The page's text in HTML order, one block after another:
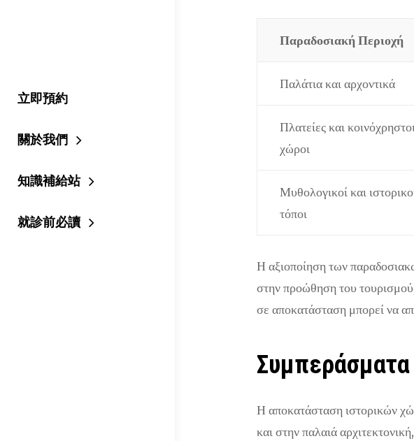
立即預約
關於我們
知識補給站
就診前必讀
Παραδοσιακή Περιοχή
Παλάτια και αρχοντικά
Πλατείες και
χώροι
Μυθολογικοί και
τόποι
Η αξιοποίηση των
στην προώθηση του
σε αποκατάσταση μπορεί να
Συμπεράσματα
Η αποκατάσταση ιστορικών
και στην παλαιά